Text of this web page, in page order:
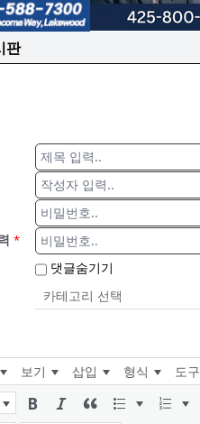
판
*
댓글숨기기
보기 삽입 형식 도구